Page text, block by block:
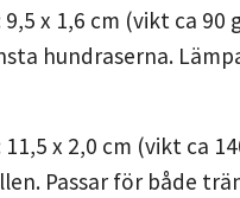
x 1,6 cm (vikt ca 90
hundraserna.
x 2,0 cm (vikt ca
Passar för både